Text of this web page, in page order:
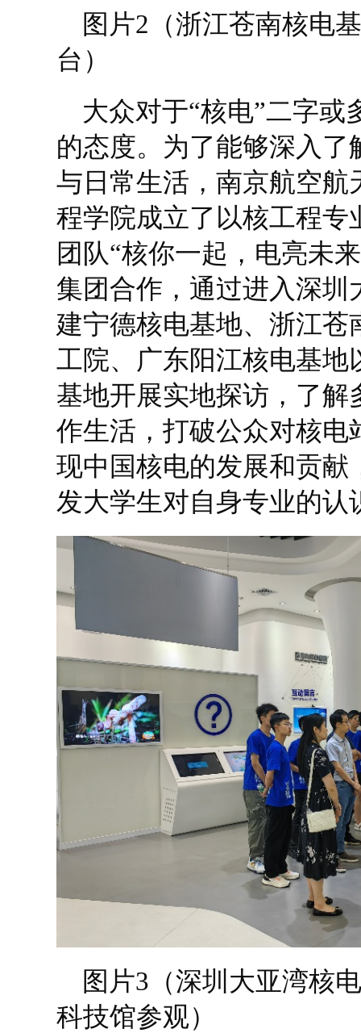
图片2（浙江苍南核电
台）
大众对于“核电”二字或
的态度。为了能够深入了
与日常生活，南京航空航
程学院成立了以核工程专
团队“核你一起，电亮未
集团合作，通过进入深圳
建宁德核电基地、浙江苍
工院、广东阳江核电基地
基地开展实地探访，了解
作生活，打破公众对核电
现中国核电的发展和贡献
发大学生对自身专业的认
图片3（深圳大亚湾核
科技馆参观）